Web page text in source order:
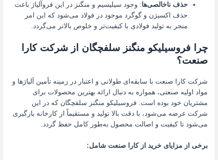
حذف ناخالصی‌ها: وجود سیلیسیم و منگنز در این فروآلیاژ باعث
حذف اکسیژن و گوگرد موجود در فولاد می‌شود که این امر
منجر به تولید فولادی با کیفیت‌تر و خلوص بالاتر می‌گردد.
چرا فروسیلیکو منگنز سلفچگان از شرکت کارا
صنعت؟
شرکت کارا صنعت با سابقه‌ای طولانی و اعتبار در زمینه تأمین آلیاژها و
مواد اولیه صنعتی، همواره به دنبال ارائه بهترین محصولات برای
مشتریان خود بوده است. فروسیلیکو منگنز سلفچگان که در این
شرکت عرضه می‌شود، با دقت بالا تولید و مستقیماً از کارخانه بارگیری
می‌شود تا کیفیت و اصالت محصول به‌طور کامل حفظ گردد.
برخی از مزایای خرید از کارا صنعت شامل: